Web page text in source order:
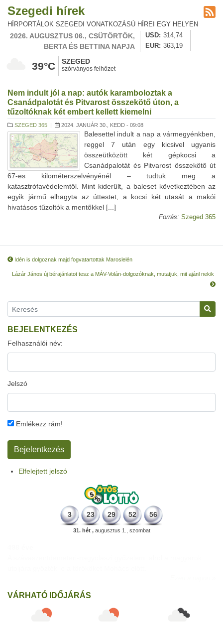
Szegedi hírek
HÍRPORTÁLOK SZEGEDI VONATKOZÁSÚ HÍREI EGY HELYEN
2026. AUGUSZTUS 06., CSÜTÖRTÖK,
BERTA ÉS BETTINA NAPJA
USD
314,74
EUR
363,19
39°C SZEGED
szórványos felhőzet
Nem indult jól a nap: autók karamboloztak a
Csanádpalotát és Pitvarost összekötő úton, a
tűzoltóknak két embert kellett kiemelni
SZEGED 365 | 2024. JANUÁR 30., KEDD - 09:08
Balesettel indult a nap a vármegyénkben,
reggel 7 után egy kicsivel ugyanis
összeütközött két gépkocsi a
Csanádpalotát és Pitvarost összekötő út
67-es kilométerszelvényénél – tudtuk meg a
katasztrófavédelemtől. Mint kiderült, a baleset következtében az
egyik jármű elhagyta az úttestet, a kocsi két utasát a makói
hivatásos tűzoltók a mentőkkel [...]
Forrás: Szeged 365
Idén is dolgoznak majd fogvatartottak Maroslelén
Lázár János új bérajánlatot tesz a MÁV-Volán-dolgozóknak, mutatjuk, mit ajánl nekik
BEJELENTKEZÉS
Felhasználói név:
Jelszó
Emlékezz rám!
Elfelejtett jelszó
3 23 29 52 56
31. hét ,augusztus 1., szombat
VÁRHATÓ IDŐJÁRÁS